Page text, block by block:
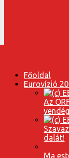
Főoldal
Eurovízió
Az
dalát!
Ma